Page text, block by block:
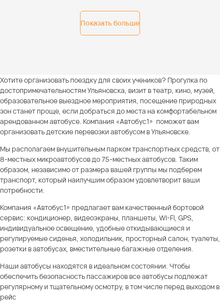
Показать больше
Хотите организовать поездку для своих учеников? Прогулка по
достопримечательностям Ульяновска, визит в театр, кино, музей,
образовательное выездное мероприятия, посещение природных
зон станет проще, если добраться до места на комфортабельном
арендованном автобусе. Компания «Автобус1» поможет вам
организовать детские перевозки автобусом в Ульяновске.
Мы располагаем внушительным парком транспортных средств, от
8-местных микроавтобусов до 75-местных автобусов. Таким
образом, независимо от размера вашей группы мы подберем
транспорт, который наилучшим образом удовлетворит ваши
потребности.
Компания «Автобус1» предлагает вам качественный бортовой
сервис: кондиционер, видеоэкраны, планшеты, WI-FI, GPS,
индивидуальное освещение, удобные откидывающиеся и
регулируемые сиденья, холодильник, просторный салон, туалеты,
розетки в автобусах, вместительные багажные отделения.
Наши автобусы находятся в идеальном состоянии. Чтобы
обеспечить безопасность пассажиров все автобусы подлежат
регулярному и тщательному осмотру, в том числе перед выходом в
рейс